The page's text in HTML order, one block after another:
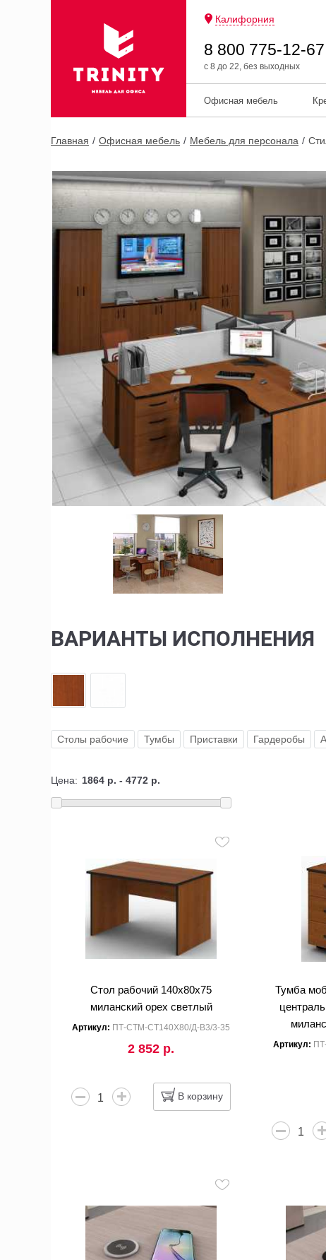
Калифорния
8 800 775-12-67
с 8 до 22, без выходных
Офисная мебель
Главная Офисная мебель Мебель для персонала
ВАРИАНТЫ ИСПОЛНЕНИЯ
Столы рабочие Тумбы Приставки Гардеробы
Цена:
Стол рабочий 140x80x75
миланский орех светлый
Артикул: ПТ-СТМ-СТ140Х80/Д-В3/3-35
2 852 р.
В корзину
Тумба
Артикул: